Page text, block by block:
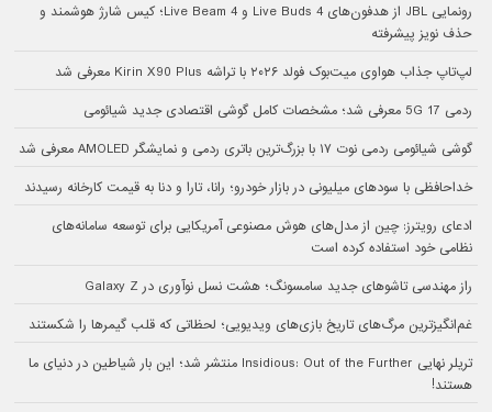
رونمایی JBL از هدفون‌های Live Buds 4 و Live Beam 4؛ کیس شارژ هوشمند و
حذف نویز پیشرفته
لپ‌تاپ جذاب هواوی میت‌بوک فولد ۲۰۲۶ با تراشه Kirin X90 Plus معرفی شد
ردمی 17 5G معرفی شد؛ مشخصات کامل گوشی اقتصادی جدید شیائومی
گوشی شیائومی ردمی نوت ۱۷ با بزرگ‌ترین باتری ردمی و نمایشگر AMOLED معرفی شد
خداحافظی با سودهای میلیونی در بازار خودرو؛ رانا، تارا و دنا به قیمت کارخانه رسیدند
ادعای رویترز: چین از مدل‌های هوش مصنوعی آمریکایی برای توسعه سامانه‌های
نظامی خود استفاده کرده است
راز مهندسی تاشوهای جدید سامسونگ؛ هشت نسل نوآوری در Galaxy Z
غم‌انگیزترین مرگ‌های تاریخ بازی‌های ویدیویی؛ لحظاتی که قلب گیمرها را شکستند
تریلر نهایی Insidious: Out of the Further منتشر شد؛ این بار شیاطین در دنیای ما
هستند!